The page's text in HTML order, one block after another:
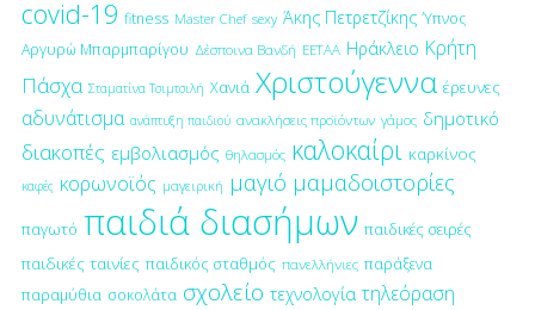
covid-19 fitness Master Chef sexy Άκης Πετρετζίκης Ύπνος
Αργυρώ Μπαρμπαρίγου Δέσποινα Βανδή ΕΕΤΑΑ Ηράκλειο Κρήτη
Πάσχα Σταματίνα Τσιμτσιλή Χανιά Χριστούγεννα έρευνες
αδυνάτισμα ανάπτυξη παιδιού ανακλήσεις προϊόντων γάμος δημοτικό
διακοπές εμβολιασμός θηλασμός καλοκαίρι καρκίνος
καφές κορωνοϊός μαγειρική μαγιό μαμαδοιστορίες
παγωτό παιδιά διασήμων παιδικές σειρές
παιδικές ταινίες παιδικός σταθμός πανελλήνιες παράξενα
παραμύθια σοκολάτα σχολείο τεχνολογία τηλεόραση